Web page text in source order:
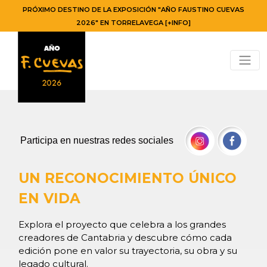
PRÓXIMO DESTINO DE LA EXPOSICIÓN "AÑO FAUSTINO CUEVAS
2026" EN TORRELAVEGA [+INFO]
Participa en nuestras redes sociales
UN RECONOCIMIENTO ÚNICO
EN VIDA
Explora el proyecto que celebra a los grandes
creadores de Cantabria y descubre cómo cada
edición pone en valor su trayectoria, su obra y su
legado cultural.